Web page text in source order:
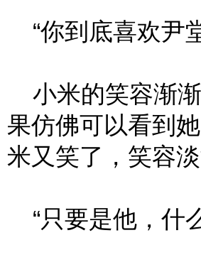
“你到底喜欢尹
小米的笑容渐
果仿佛可以看到
米又笑了，笑容
“只要是他，什